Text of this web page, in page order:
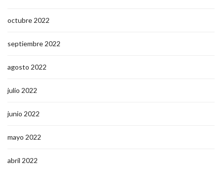
octubre 2022
septiembre 2022
agosto 2022
julio 2022
junio 2022
mayo 2022
abril 2022